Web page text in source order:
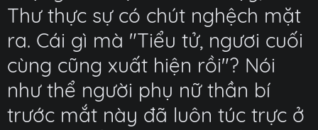
Thư thực sự có chút nghệch mặt
ra. Cái gì mà "Tiểu tử, ngươi cuối
cùng cũng xuất hiện rồi"? Nói
như thể người phụ nữ thần bí
trước mắt này đã luôn túc trực ở